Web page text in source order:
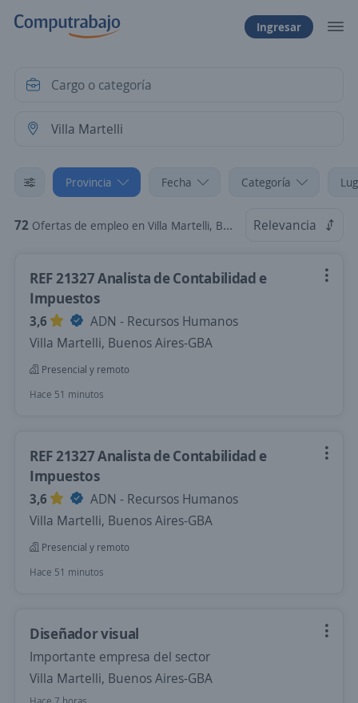
Ingresar
Provincia Fecha Categoría
72 Ofertas de empleo en Villa Martelli, Buenos Aires-GBA Relevancia
REF 21327 Analista de Contabilidad e
Impuestos
3,6
ADN - Recursos Humanos
Villa Martelli, Buenos Aires-GBA
Presencial y remoto
Hace 51 minutos
REF 21327 Analista de Contabilidad e
Impuestos
3,6
ADN - Recursos Humanos
Villa Martelli, Buenos Aires-GBA
Presencial y remoto
Hace 51 minutos
Diseñador visual
Importante empresa del sector
Villa Martelli, Buenos Aires-GBA